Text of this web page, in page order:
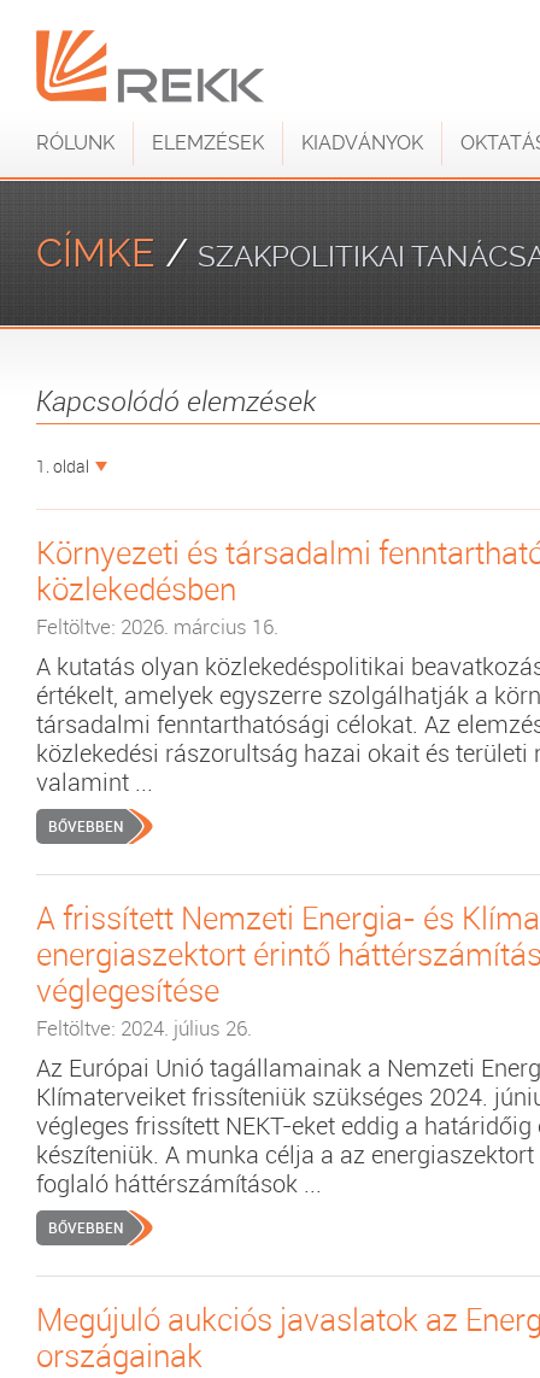
RÓLUNK ELEMZÉSEK KIADVÁNYOK
CÍMKE / SZAKPOLITIKAI
Kapcsolódó elemzések
1. oldal
Környezeti és társadalmi
közlekedésben
Feltöltve: 2026. március 16.
A kutatás olyan közlekedéspolitikai
értékelt, amelyek egyszerre szolgálhatják a
társadalmi fenntarthatósági célokat. Az
közlekedési rászorultság hazai okait és területi
valamint ...
BŐVEBBEN
A frissített Nemzeti Energia- és
energiaszektort érintő
véglegesítése
Feltöltve: 2024. július 26.
Az Európai Unió tagállamainak a Nemzeti
Klímaterveiket frissíteniük szükséges 2024.
végleges frissített NEKT-eket eddig a határidőig
készíteniük. A munka célja a az
foglaló háttérszámítások ...
BŐVEBBEN
Megújuló aukciós javaslatok az
országainak